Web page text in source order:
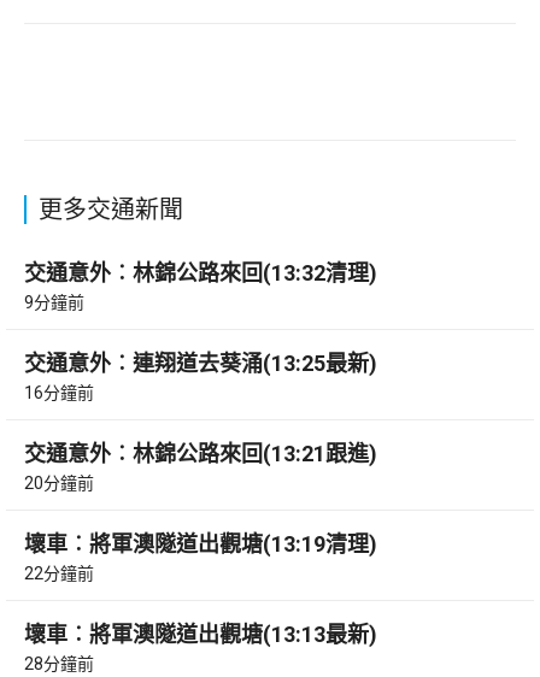
更多交通新聞
交通意外︰林錦公路來回(13:32清理)
9分鐘前
交通意外︰連翔道去葵涌(13:25最新)
16分鐘前
交通意外︰林錦公路來回(13:21跟進)
20分鐘前
壞車︰將軍澳隧道出觀塘(13:19清理)
22分鐘前
壞車︰將軍澳隧道出觀塘(13:13最新)
28分鐘前